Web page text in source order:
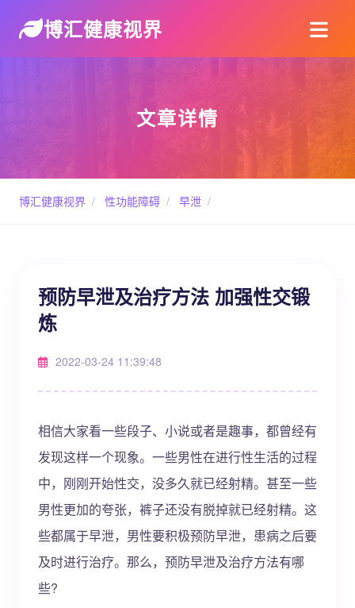
博汇健康视界
文章详情
博汇健康视界 / 性功能障碍 / 早泄 /
预防早泄及治疗方法 加强性交锻
炼
2022-03-24 11:39:48
相信大家看一些段子、小说或者是趣事，都曾经有
发现这样一个现象。一些男性在进行性生活的过程
中，刚刚开始性交，没多久就已经射精。甚至一些
男性更加的夸张，裤子还没有脱掉就已经射精。这
些都属于早泄，男性要积极预防早泄，患病之后要
及时进行治疗。那么，预防早泄及治疗方法有哪
些?